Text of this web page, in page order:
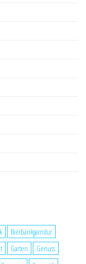
Bierbankgarnitur
Garten
Genuss